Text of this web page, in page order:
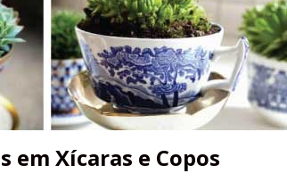
em Xícaras e Copos